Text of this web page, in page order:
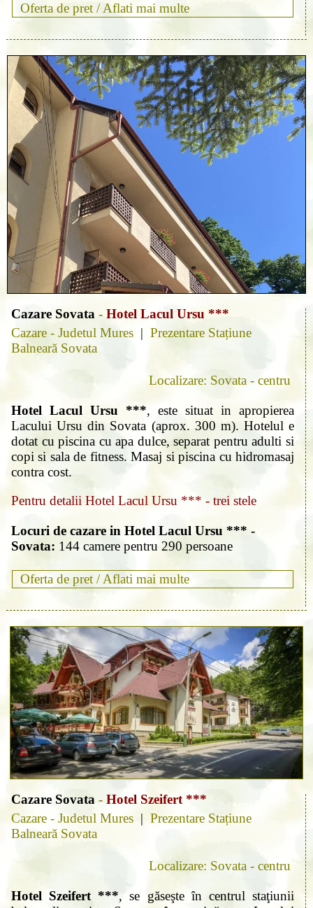
Oferta de pret /Aflati mai multe
Cazare Sovata - Hotel Lacul Ursu ***
Cazare - Judetul Mures | Prezentare Stațiune
Balneară Sovata
Localizare: Sovata - centru
Hotel Lacul Ursu ***, este situat in apropierea
Lacului Ursu din Sovata (aprox. 300 m). Hotelul e
dotat cu piscina cu apa dulce, separat pentru adulti si
copi si sala de fitness. Masaj si piscina cu hidromasaj
contra cost.
Pentru detalii Hotel Lacul Ursu *** - trei stele
Locuri de cazare in Hotel Lacul Ursu *** -
Sovata: 144 camere pentru 290 persoane
Oferta de pret /Aflati mai multe
Cazare Sovata - Hotel Szeifert ***
Cazare - Judetul Mures | Prezentare Stațiune
Balneară Sovata
Localizare: Sovata - centru
Hotel Szeifert ***, se găseşte în centrul staţiunii